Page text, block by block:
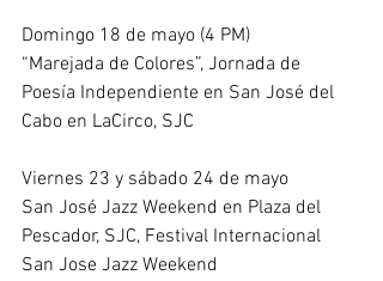
Domingo 18 de mayo (4 PM)
“Marejada de Colores”, Jornada de
Poesía Independiente en San José del
Cabo en LaCirco, SJC
Viernes 23 y sábado 24 de mayo
San José Jazz Weekend en Plaza del
Pescador, SJC, Festival Internacional
San Jose Jazz Weekend